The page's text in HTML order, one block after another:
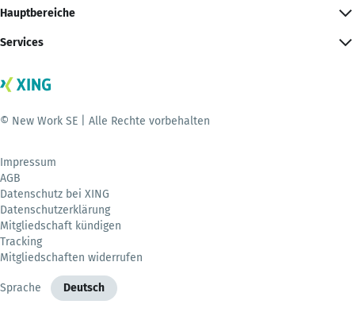
Hauptbereiche
Services
© New Work SE | Alle Rechte vorbehalten
Impressum
AGB
Datenschutz bei XING
Datenschutzerklärung
Mitgliedschaft kündigen
Tracking
Mitgliedschaften widerrufen
Sprache Deutsch